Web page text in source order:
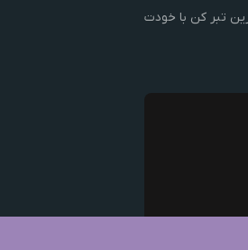
تبر کن با خودت